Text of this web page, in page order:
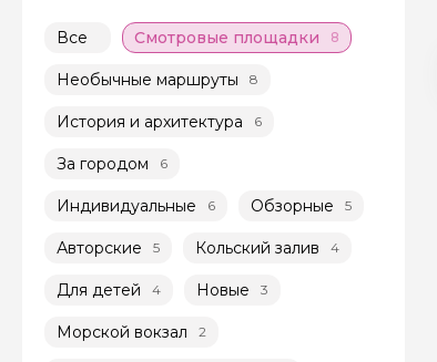
Все Смотровые площадки 8
Необычные маршруты 8
История и архитектура 6
За городом 6
Индивидуальные 6 Обзорные 5
Авторские 5 Кольский залив 4
Для детей 4 Новые 3
Морской вокзал 2